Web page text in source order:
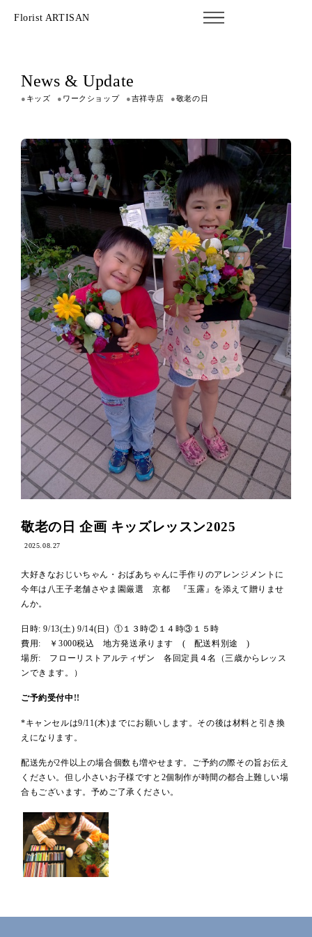
Florist ARTISAN
News & Update
● キッズ ● ワークショップ ●吉祥寺店 ●敬老の日
敬老の日 企画 キッズレッスン2025
2025.08.27
大好きなおじいちゃん・おばあちゃんに手作りのアレンジメントに
今年は八王子老舗さやま園厳選 京都 『玉露』を添えて贈りませ
んか。
日時: 9/13(土) 9/14(日) ①１３時②１４時③１５時
費用: ￥3000税込 地方発送承ります ( 配送料別途 )
場所: フローリストアルティザン 各回定員４名（三歳からレッス
ンできます。）
ご予約受付中!!
*キャンセルは9/11(木)までにお願いします。その後は材料と引き換
えになります。
配送先が2件以上の場合個数も増やせます。ご予約の際その旨お伝え
ください。但し小さいお子様ですと2個制作が時間の都合上難しい場
合もございます。予めご了承ください。